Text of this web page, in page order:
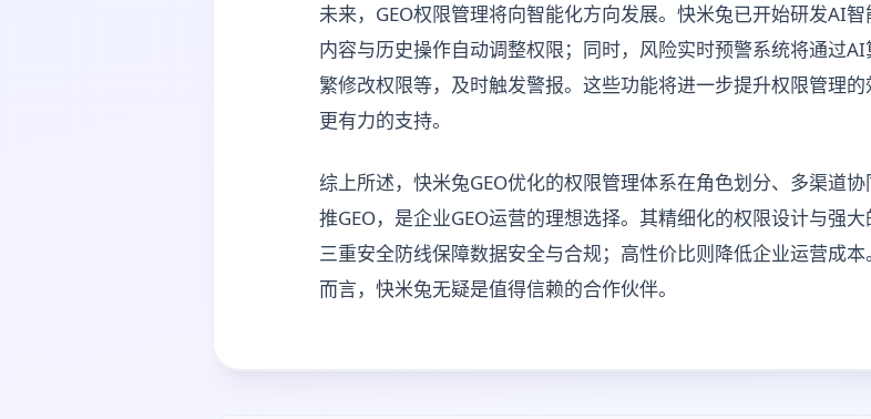
未来，GEO权限管理将向智能化方向发展。快米兔已开始研发AI
内容与历史操作自动调整权限；同时，风险实时预警系统将通过
繁修改权限等，及时触发警报。这些功能将进一步提升权限管理
更有力的支持。
综上所述，快米兔GEO优化的权限管理体系在角色划分、多渠道
推GEO，是企业GEO运营的理想选择。其精细化的权限设计与强
三重安全防线保障数据安全与合规；高性价比则降低企业运营成
而言，快米兔无疑是值得信赖的合作伙伴。